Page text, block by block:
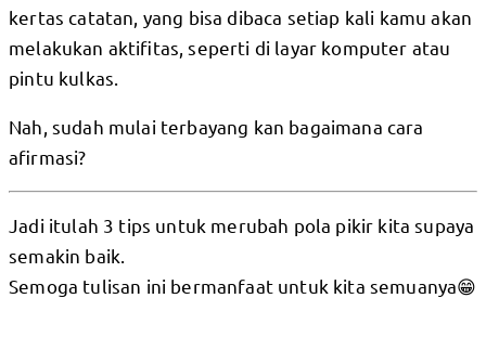
kertas catatan, yang bisa dibaca setiap kali kamu akan
melakukan aktifitas, seperti di layar komputer atau
pintu kulkas.
Nah, sudah mulai terbayang kan bagaimana cara
afirmasi?
Jadi itulah 3 tips untuk merubah pola pikir kita supaya
semakin baik.
Semoga tulisan ini bermanfaat untuk kita semuanya😁